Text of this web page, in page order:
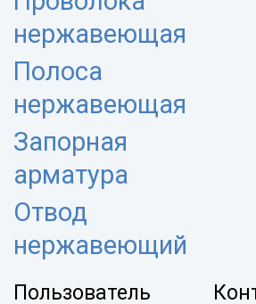
нержавеющая
Полоса
нержавеющая
Запорная
арматура
Отвод
нержавеющий
Пользователь